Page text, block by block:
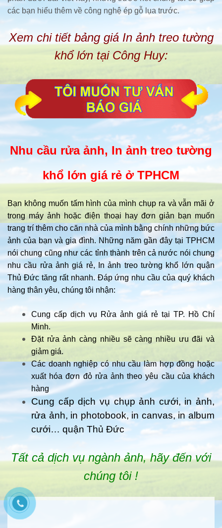
các bạn hiểu thêm về công nghệ ép gỗ lụa trước.
Xem chi tiết bảng giá In ảnh treo tường
khổ lớn tại Công Huy:
Nhu cầu rửa ảnh, In ảnh treo tường
khổ lớn giá rẻ ở TPHCM
Bạn không muốn tấm hình của mình chụp ra và vẫn mãi ở
trong máy ảnh hoặc điện thoại hay đơn giản bạn muốn
trang trí thêm cho căn nhà của mình bằng chính những bức
ảnh của bạn và gia đình. Những năm gần đây tại TPHCM
nói chung cũng như các tỉnh thành trên cả nước nói chung
nhu cầu rửa ảnh giá rẻ, In ảnh treo tường khổ lớn quận
Thủ Đức tăng rất nhanh. Đáp ứng nhu cầu của quý khách
hàng thân yêu, chúng tôi nhận:
Cung cấp dịch vụ Rửa ảnh giá rẻ tại TP. Hồ Chí
Minh.
Đặt rửa ảnh càng nhiều sẽ càng nhiều ưu đãi và
giảm giá.
Các doanh nghiệp có nhu cầu làm hợp đồng hoặc
xuất hóa đơn đỏ rửa ảnh theo yêu cầu của khách
hàng
Cung cấp dịch vụ chụp ảnh cưới, in ảnh,
rửa ảnh, in photobook, in canvas, in album
cưới… quận Thủ Đức
Tất cả dịch vụ ngành ảnh, hãy đến với
chúng tôi !